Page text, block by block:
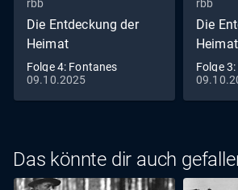
rbb
Die Entdeckung der
Heimat
Folge 4: Fontanes
"Spreeland"
09.10.2025
rbb
Die
Heimat
Folge
Das könnte dir auch